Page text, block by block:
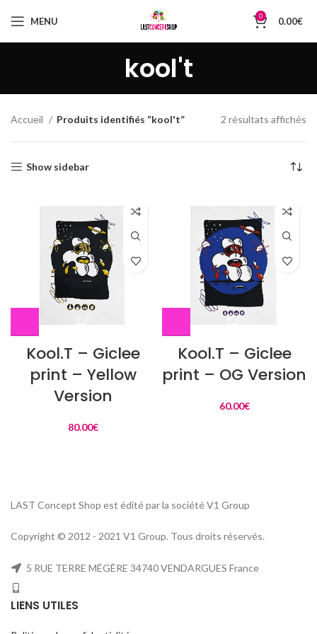
MENU 0 0.00€
kool't
Accueil Produits identifiés “kool't” 2 résultats affichés
Show sidebar
Kool.T – Giclee
print – Yellow
Version
80.00€
Kool.T – Giclee
print – OG Version
60.00€
LAST Concept Shop est édité par la société V1 Group
Copyright © 2012 - 2021 V1 Group. Tous droits réservés.
5 RUE TERRE MÉGÈRE 34740 VENDARGUES France
LIENS UTILES